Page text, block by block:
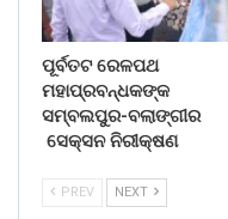
ପୂର୍ବତଟ ରେଳପଥ
ମହାପ୍ରବନ୍ଧକଙ୍କ
ସମ୍ବଲପୁର-ବଲାଙ୍ଗୀର
ସେକ୍ସନ ନିରୀକ୍ଷଣ
PREV NEXT